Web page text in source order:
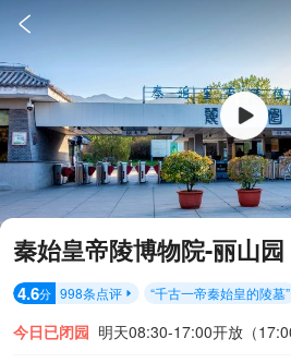

秦始皇帝陵博物院-丽山园
4.6分 998条点评  “千古一帝秦始皇的陵墓”
今日已闭园